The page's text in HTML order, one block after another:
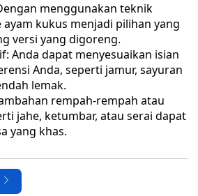
menggunakan teknik
kukus menjadi pilihan yang
versi yang digoreng.
Anda dapat menyesuaikan isian
Anda, seperti jamur, sayuran
lemak.
rempah-rempah atau
jahe, ketumbar, atau serai dapat
yang khas.